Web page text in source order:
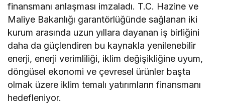
finansmanı anlaşması imzaladı. T.C. Hazine ve
Maliye Bakanlığı garantörlüğünde sağlanan iki
kurum arasında uzun yıllara dayanan iş birliğini
daha da güçlendiren bu kaynakla yenilenebilir
enerji, enerji verimliliği, iklim değişikliğine uyum,
döngüsel ekonomi ve çevresel ürünler başta
olmak üzere iklim temalı yatırımların finansmanı
hedefleniyor.